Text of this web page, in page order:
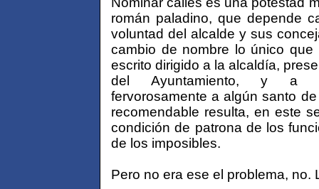
román paladino, que depende
voluntad del alcalde y sus
cambio de nombre lo único
escrito dirigido a la alcaldía,
del Ayuntamiento, y a
fervorosamente a algún santo
recomendable resulta, en este
condición de patrona de los
de los imposibles.
Pero no era ese el problema, no.